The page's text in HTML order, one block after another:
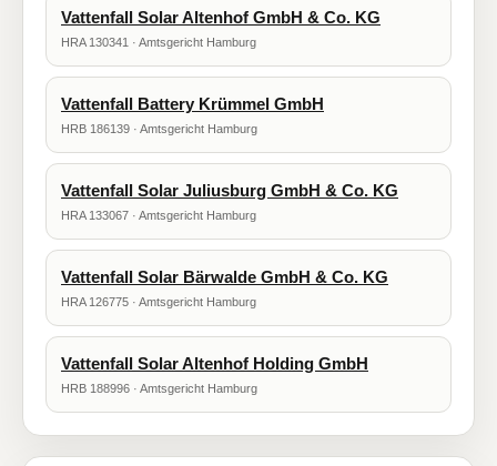
Vattenfall Solar Altenhof GmbH & Co. KG
HRA 130341 · Amtsgericht Hamburg
Vattenfall Battery Krümmel GmbH
HRB 186139 · Amtsgericht Hamburg
Vattenfall Solar Juliusburg GmbH & Co. KG
HRA 133067 · Amtsgericht Hamburg
Vattenfall Solar Bärwalde GmbH & Co. KG
HRA 126775 · Amtsgericht Hamburg
Vattenfall Solar Altenhof Holding GmbH
HRB 188996 · Amtsgericht Hamburg